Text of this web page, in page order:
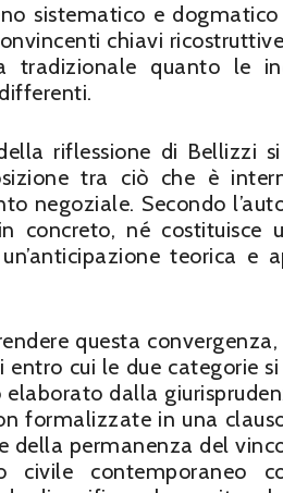
sistematico e
chiavi
tradizionale quanto le
riflessione di Bellizzi
tra ciò che è
negoziale. Secondo
concreto, né costituisce
teorica e
questa
entro cui le due categorie
dalla
formalizzate in una
della permanenza del
civile contemporaneo